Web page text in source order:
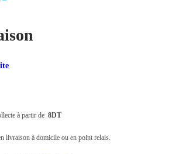
à partir de 8DT
livraison à domicile ou en point relais.